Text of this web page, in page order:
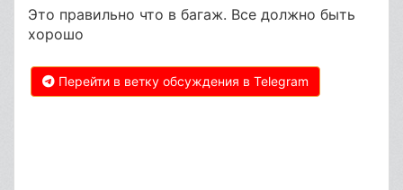
Это правильно что в багаж. Все должно быть
хорошо
Перейти в ветку обсуждения в Telegram